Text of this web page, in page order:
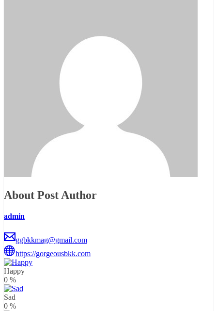
About Post Author
admin
ggbkkmag@gmail.com
https://gorgeousbkk.com
Happy
0 %
Sad
0 %